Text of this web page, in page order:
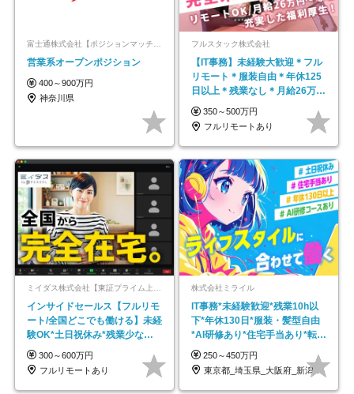
富士通株式会社【ポジションマッチ登録】
営業系オープンポジション
400～900万円
神奈川県
フルスタック株式会社
【IT事務】未経験大歓迎＊フル
リモート＊服装自由＊年休125
日以上＊残業なし＊月給26万円
以上
350～500万円
フルリモートあり
インサイドセールス【フルリモ
ート/全国どこでも働ける】未経
験OK*土日祝休み*残業少なめ*
在宅勤務手当あり
300～600万円
フルリモートあり
株式会社ミライル
IT事務*未経験歓迎*残業10h以
下*年休130日*服装・髪型自由
*AI研修あり*住宅手当あり*転勤
なし
250～450万円
東京都_埼玉県_大阪府_新潟県_福岡県